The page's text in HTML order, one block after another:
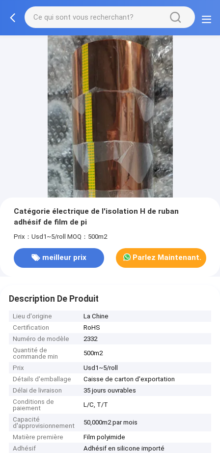
Catégorie électrique de l'isolation H de ruban
adhésif de film de pi
Prix：Usd1~5/roll MOQ：500m2
meilleur prix Parlez Maintenant.
Description De Produit
Lieu d'origine
La Chine
Certification
RoHS
Numéro de modèle
2332
Quantité de
commande min
500m2
Prix
Usd1~5/roll
Détails d'emballage
Caisse de carton d'exportation
Délai de livraison
35 jours ouvrables
Conditions de
paiement
L/C, T/T
Capacité
d'approvisionnement
50,000m2 par mois
Matière première
Film polyimide
Adhésif
Adhésif en silicone importé